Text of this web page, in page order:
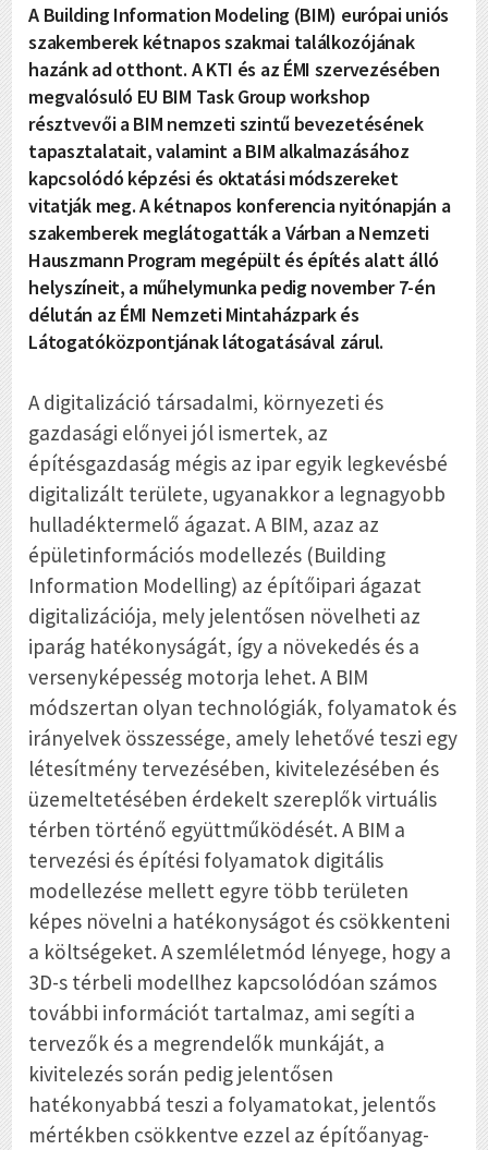
A Building Information Modeling (BIM) európai uniós
szakemberek kétnapos szakmai találkozójának
hazánk ad otthont. A KTI és az ÉMI szervezésében
megvalósuló EU BIM Task Group workshop
résztvevői a BIM nemzeti szintű bevezetésének
tapasztalatait, valamint a BIM alkalmazásához
kapcsolódó képzési és oktatási módszereket
vitatják meg. A kétnapos konferencia nyitónapján a
szakemberek meglátogatták a Várban a Nemzeti
Hauszmann Program megépült és építés alatt álló
helyszíneit, a műhelymunka pedig november 7-én
délután az ÉMI Nemzeti Mintaházpark és
Látogatóközpontjának látogatásával zárul.
A digitalizáció társadalmi, környezeti és
gazdasági előnyei jól ismertek, az
építésgazdaság mégis az ipar egyik legkevésbé
digitalizált területe, ugyanakkor a legnagyobb
hulladéktermelő ágazat. A BIM, azaz az
épületinformációs modellezés (Building
Information Modelling) az építőipari ágazat
digitalizációja, mely jelentősen növelheti az
iparág hatékonyságát, így a növekedés és a
versenyképesség motorja lehet. A BIM
módszertan olyan technológiák, folyamatok és
irányelvek összessége, amely lehetővé teszi egy
létesítmény tervezésében, kivitelezésében és
üzemeltetésében érdekelt szereplők virtuális
térben történő együttműködését. A BIM a
tervezési és építési folyamatok digitális
modellezése mellett egyre több területen
képes növelni a hatékonyságot és csökkenteni
a költségeket. A szemléletmód lényege, hogy a
3D-s térbeli modellhez kapcsolódóan számos
további információt tartalmaz, ami segíti a
tervezők és a megrendelők munkáját, a
kivitelezés során pedig jelentősen
hatékonyabbá teszi a folyamatokat, jelentős
mértékben csökkentve ezzel az építőanyag-